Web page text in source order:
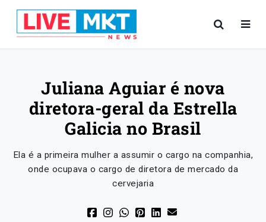
Juliana Aguiar é nova
diretora-geral da Estrella
Galicia no Brasil
Ela é a primeira mulher a assumir o cargo na companhia,
onde ocupava o cargo de diretora de mercado da
cervejaria